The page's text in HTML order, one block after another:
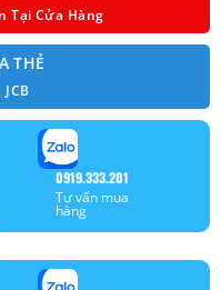
Tại Cửa Hàng
THẺ
0919.333.201
Tư vấn mua
hàng